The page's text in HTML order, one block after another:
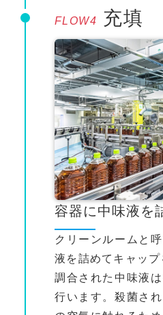
FLOW4 充填
容器に中味液を
クリーンルームと
液を詰めてキャップ
調合された中味液
行います。殺菌さ